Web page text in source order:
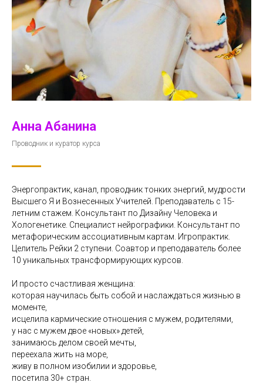
Анна Абанина
Проводник и куратор курса
Энергопрактик, канал, проводник тонких энергий, мудрости
Высшего Я и Вознесенных Учителей. Преподаватель с 15-
летним стажем. Консультант по Дизайну Человека и
Хологенетике. Специалист нейрографики. Консультант по
метафорическим ассоциативным картам. Игропрактик.
Целитель Рейки 2 ступени. Соавтор и преподаватель более
10 уникальных трансформирующих курсов.
И просто счастливая женщина:
которая научилась быть собой и наслаждаться жизнью в
моменте,
исцелила кармические отношения с мужем, родителями,
у нас с мужем двое «новых» детей,
занимаюсь делом своей мечты,
переехала жить на море,
живу в полном изобилии и здоровье,
посетила 30+ стран.